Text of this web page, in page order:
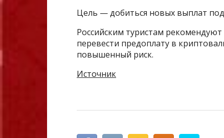
Цель — добиться новых выплат
Российским туристам
перевести предоплату в
повышенный риск.
Источник